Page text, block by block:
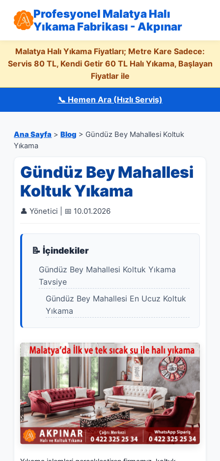
Profesyonel Malatya Halı
Yıkama Fabrikası - Akpınar
Malatya Halı Yıkama Fiyatları; Metre Kare Sadece:
Servis 80 TL, Kendi Getir 60 TL Halı Yıkama, Başlayan
Fiyatlar ile
📞 Hemen Ara (Hızlı Servis)
Ana Sayfa >Blog > Gündüz Bey Mahallesi Koltuk
Yıkama
Gündüz Bey Mahallesi
Koltuk Yıkama
👤 Yönetici | 📅 10.01.2026
📝 İçindekiler
Gündüz Bey Mahallesi Koltuk Yıkama
Tavsiye
Gündüz Bey Mahallesi En Ucuz Koltuk
Yıkama